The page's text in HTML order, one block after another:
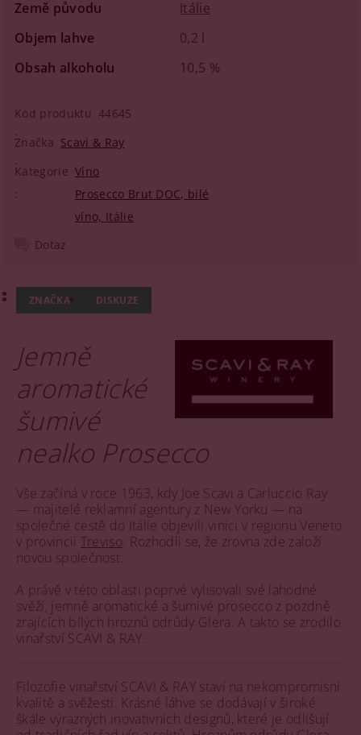
Země původu
Itálie
Objem lahve
0,2 l
Obsah alkoholu
10,5 %
Kód produktu 44645
Značka Scavi & Ray
Kategorie Víno
Prosecco Brut DOC, bílé
víno, Itálie
Dotaz
ZNAČKA DISKUZE
Jemně
aromatické
šumivé
nealko Prosecco
Vše začíná v roce 1963, kdy Joe Scavi a Carluccio Ray
— majitelé reklamní agentury z New Yorku — na
společné cestě do Itálie objevili vinici v regionu Veneto
v provincii Treviso . Rozhodli se, že zrovna zde založí
novou společnost.
A právě v této oblasti poprvé vylisovali své lahodné
svěží, jemně aromatické a šumivé prosecco z pozdně
zrajících bílých hroznů odrůdy Glera. A takto se zrodilo
vinařství SCAVI & RAY.
Filozofie vinařství SCAVI & RAY staví na nekompromisní
kvalitě a svěžesti. Krásné láhve se dodávají v široké
škále výrazných inovativních designů, které je odlišují